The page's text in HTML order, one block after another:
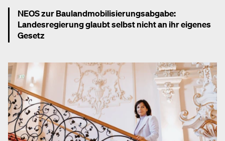
NEOS zur Baulandmobilisierungsabgabe:
Landesregierung glaubt selbst nicht an ihr eigenes
Gesetz